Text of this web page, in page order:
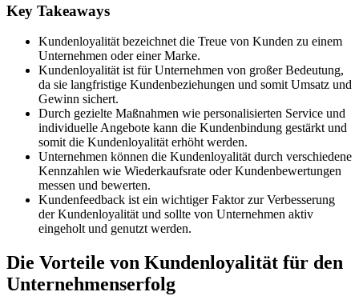
Key Takeaways
Kundenloyalität bezeichnet die Treue von Kunden zu einem
Unternehmen oder einer Marke.
Kundenloyalität ist für Unternehmen von großer Bedeutung,
da sie langfristige Kundenbeziehungen und somit Umsatz und
Gewinn sichert.
Durch gezielte Maßnahmen wie personalisierten Service und
individuelle Angebote kann die Kundenbindung gestärkt und
somit die Kundenloyalität erhöht werden.
Unternehmen können die Kundenloyalität durch verschiedene
Kennzahlen wie Wiederkaufsrate oder Kundenbewertungen
messen und bewerten.
Kundenfeedback ist ein wichtiger Faktor zur Verbesserung
der Kundenloyalität und sollte von Unternehmen aktiv
eingeholt und genutzt werden.
Die Vorteile von Kundenloyalität für den
Unternehmenserfolg